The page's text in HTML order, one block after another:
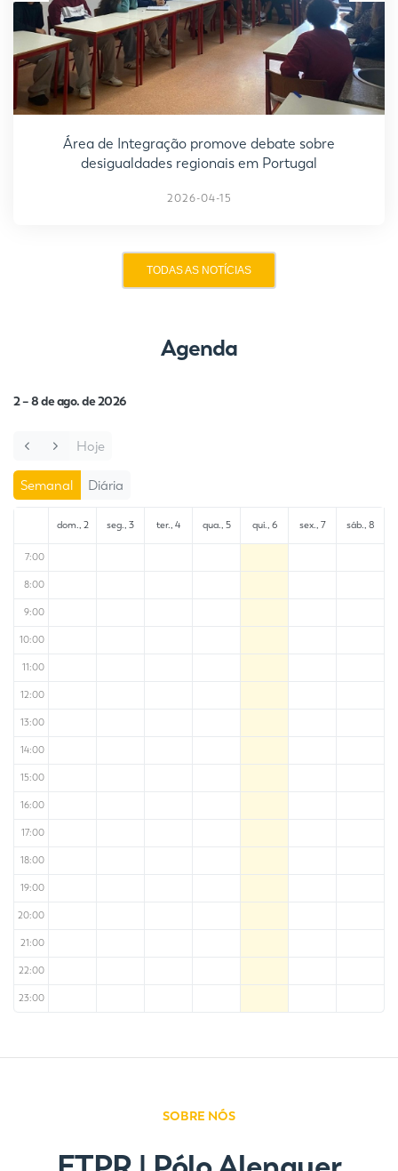
Área de Integração promove debate sobre
desigualdades regionais em Portugal
2026-04-15
TODAS AS NOTÍCIAS
Agenda
Hoje
2 – 8 de ago. de 2026
Semanal Diária
dom., 2 seg., 3 ter., 4 qua., 5 qui., 6 sex., 7 sáb., 8
7:00
8:00
9:00
10:00
11:00
12:00
13:00
14:00
15:00
16:00
17:00
18:00
19:00
20:00
21:00
22:00
23:00
SOBRE NÓS